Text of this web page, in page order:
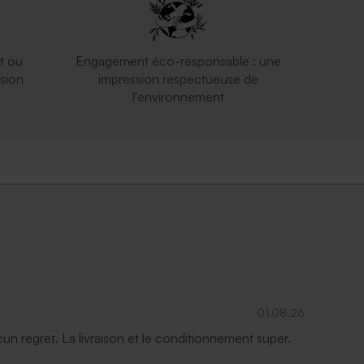
ou
Engagement éco-responsable : une
impression respectueuse de
l'environnement
01.08.26
regret. La livraison et le conditionnement super.